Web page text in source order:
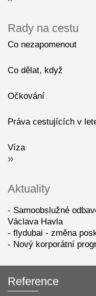
Rady na cestu
Co nezapomenout
Co dělat, když
Očkování
Práva cestujících v
Víza
Aktuality
Samoobslužné
Václava Havla
flydubai - změna
Nový korporátní
Reference